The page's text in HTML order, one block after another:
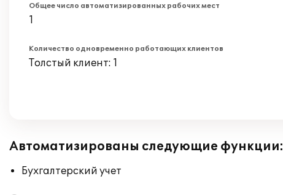
Общее число автоматизированных рабочих мест
1
Количество одновременно работающих клиентов
Толстый клиент: 1
Автоматизированы следующие функции:
Бухгалтерский учет